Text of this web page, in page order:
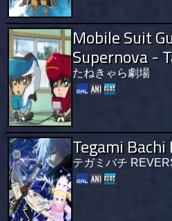
Mobile Suit
Supernova -
たねきゃら劇場
Tegami Bachi
テガミバチ